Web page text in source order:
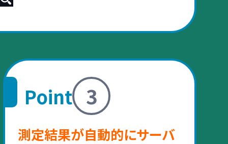
Point 3
測定結果が自動的にサーバ